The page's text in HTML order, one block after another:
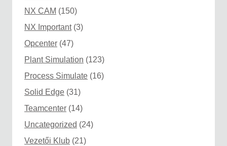
NX CAM (150)
NX Important(3)
Opcenter (47)
Plant Simulation (123)
Process Simulate (16)
Solid Edge (31)
Teamcenter (14)
Uncategorized (24)
Vezetői Klub (21)